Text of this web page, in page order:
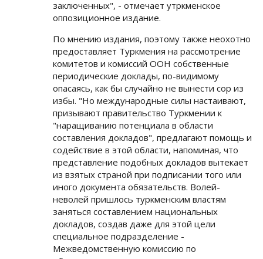
заключенных", - отмечает утркменское
оппозиционное издание.
По мнению издания, поэтому также неохотно
предоставляет Туркмения на рассмотрение
комитетов и комиссий ООН собственные
периодические доклады, по-видимому
опасаясь, как бы случайно не вынести сор из
избы. "Но международные силы настаивают,
призывают правительство Туркмении к
"наращиванию потенциала в области
составления докладов", предлагают помощь и
содействие в этой области, напоминая, что
представление подобных докладов вытекает
из взятых страной при подписании того или
иного документа обязательств. Волей-
неволей пришлось туркменским властям
заняться составлением национальных
докладов, создав даже для этой цели
специальное подразделение -
Межведомственную комиссию по